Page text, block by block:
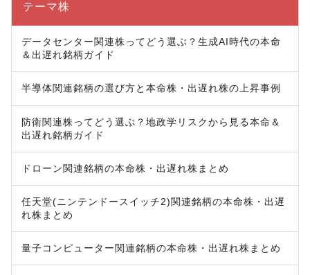
テーマ株
データセンター関連株ってどう選ぶ？生成AI時代の本命
＆出遅れ銘柄ガイド
半導体関連銘柄の選び方と本命株・出遅れ株の上昇事例
防衛関連株ってどう選ぶ？地政学リスクから見る本命＆
出遅れ銘柄ガイド
ドローン関連銘柄の本命株・出遅れ株まとめ
任天堂(ニンテンドースイッチ2)関連銘柄の本命株・出遅
れ株まとめ
量子コンピューター関連銘柄の本命株・出遅れ株まとめ